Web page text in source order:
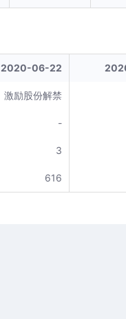
2020-06-22
激励股份解禁
-
3
616